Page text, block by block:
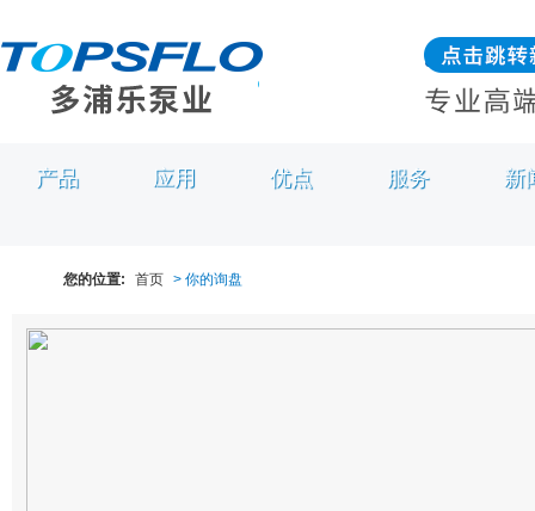
产品 应用 优点 服务 新
您的位置: 首页 > 你的询盘